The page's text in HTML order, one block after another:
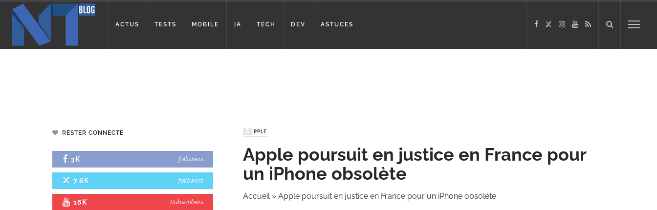
ACTUS TESTS MOBILE IA TECH DEV ASTUCES
APPLE
Apple poursuit en justice en France pour
un iPhone obsolète
Accueil» Apple poursuit en justice en France pour un iPhone obsolète
RESTER CONNECTÉ
3K followers
7.6K followers
16K Subscribers